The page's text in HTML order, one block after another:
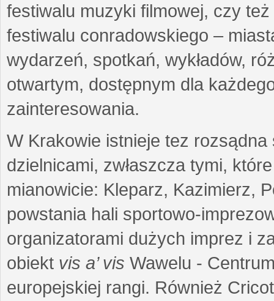
festiwalu muzyki filmowej, czy
festiwalu conradowskiego –
wydarzeń, spotkań, wykładów,
otwartym, dostępnym dla
W Krakowie istnieje tez
dzielnicami, zwłaszcza tymi,
mianowicie: Kleparz, Kazimierz,
powstania hali sportowo-
organizatorami dużych imprez i
obiekt vis a’ vis Wawelu -
europejskiej rangi. Również